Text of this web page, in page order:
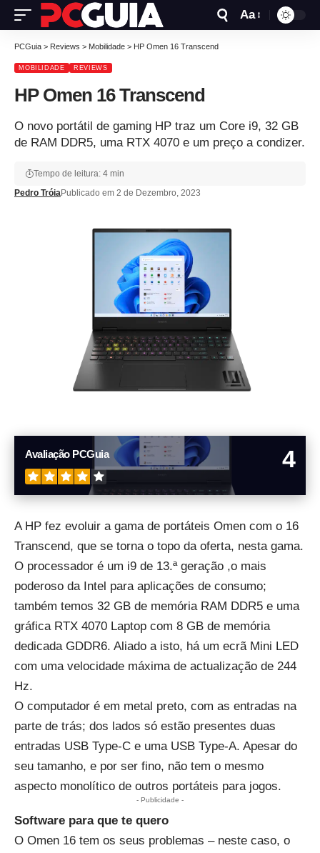
Aa
PCGuia > Reviews > Mobilidade > HP Omen 16 Transcend
MOBILIDADE REVIEWS
HP Omen 16 Transcend
O novo portátil de gaming HP traz um Core i9, 32 GB
de RAM DDR5, uma RTX 4070 e um preço a condizer.
Pedro TróiaPublicado em 2 de Dezembro, 2023
Tempo de leitura: 4 min
4
Avaliação PCGuia
A HP fez evoluir a gama de portáteis Omen com o 16
Transcend, que se torna o topo da oferta, nesta gama.
O processador é um i9 de 13.ª geração ,o mais
poderoso da Intel para aplicações de consumo;
também temos 32 GB de memória RAM DDR5 e uma
gráfica RTX 4070 Laptop com 8 GB de memória
dedicada GDDR6. Aliado a isto, há um ecrã Mini LED
com uma velocidade máxima de actualização de 244
Hz.
O computador é em metal preto, com as entradas na
parte de trás; dos lados só estão presentes duas
entradas USB Type-C e uma USB Type-A. Apesar do
seu tamanho, e por ser fino, não tem o mesmo
aspecto monolítico de outros portáteis para jogos.
- Publicidade -
Software para que te quero
O Omen 16 tem os seus problemas – neste caso, o